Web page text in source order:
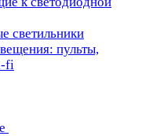
светильники
пульты,
fi